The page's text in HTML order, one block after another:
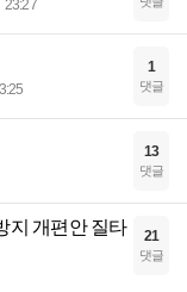
23:27
1
댓글
13
댓글
지 개편안 질타
21
댓글